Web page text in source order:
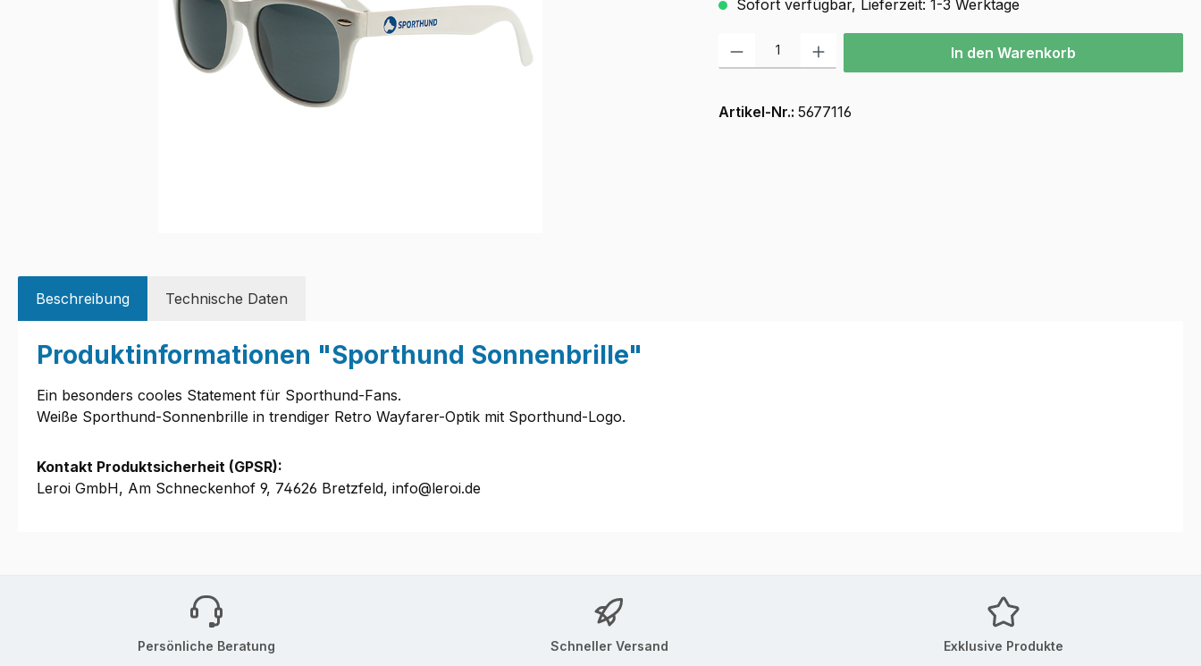
Sofort verfügbar, Lieferzeit: 1-3 Werktage
Produkt Anzahl: Gib den gewünschten Wert ein oder benutze die Schaltflächen
In den Warenkorb
Artikel-Nr.: 5677116
Beschreibung Technische Daten
Produktinformationen "Sporthund Sonnenbrille"
Ein besonders cooles Statement für Sporthund-Fans.
Weiße Sporthund-Sonnenbrille in trendiger Retro Wayfarer-Optik mit Sporthund-Logo.
Kontakt Produktsicherheit (GPSR):
Leroi GmbH, Am Schneckenhof 9, 74626 Bretzfeld, info@leroi.de
Persönliche Beratung Schneller Versand Exklusive Produkte